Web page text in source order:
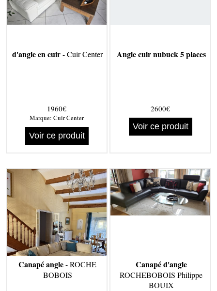
d'angle en cuir- Cuir Center
1960€
Marque: Cuir Center
Voir ce produit
Angle cuir nubuck 5 places
2600€
Voir ce produit
Canapé angle- ROCHE
BOBOIS
Canapé d'angle
ROCHEBOBOIS Philippe
BOUIX